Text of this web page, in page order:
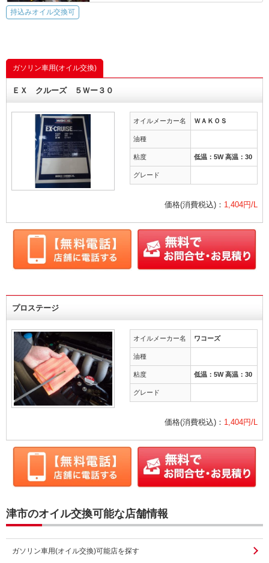
持込みオイル交換可
ガソリン車用(オイル交換)
ＥＸ クルーズ ５Ｗー３０
オイルメーカー名 ＷＡＫＯＳ
油種
粘度 低温：5W 高温：30
グレード
価格(消費税込)： 1,404円/L
プロステージ
オイルメーカー名 ワコーズ
油種
粘度 低温：5W 高温：30
グレード
価格(消費税込)： 1,404円/L
津市のオイル交換可能な店舗情報
ガソリン車用(オイル交換)可能店を探す